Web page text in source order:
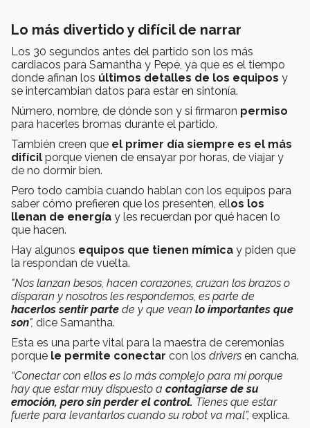
Lo más divertido y difícil de narrar
Los 30 segundos antes del partido son los más
cardiacos para Samantha y Pepe, ya que es el tiempo
donde afinan los últimos detalles de los equipos y
se intercambian datos para estar en sintonía.
Número, nombre, de dónde son y si firmaron permiso
para hacerles bromas durante el partido.
También creen que el primer día siempre es el más
difícil porque vienen de ensayar por horas, de viajar y
de no dormir bien.
Pero todo cambia cuando hablan con los equipos para
saber cómo prefieren que los presenten, ellos los
llenan de energía y les recuerdan por qué hacen lo
que hacen.
Hay algunos equipos que tienen mímica y piden que
la respondan de vuelta.
"Nos lanzan besos, hacen corazones, cruzan los brazos o
disparan y nosotros les respondemos, es parte de
hacerlos sentir parte de y que vean lo importantes que
son", dice Samantha.
Esta es una parte vital para la maestra de ceremonias
porque le permite conectar con los drivers en cancha.
“Conectar con ellos es lo más complejo para mí porque
hay que estar muy dispuesto a contagiarse de su
emoción, pero sin perder el control. Tienes que estar
fuerte para levantarlos cuando su robot va mal”, explica.